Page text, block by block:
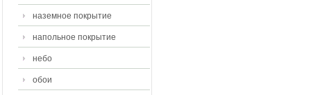
наземное покрытие
напольное покрытие
небо
обои